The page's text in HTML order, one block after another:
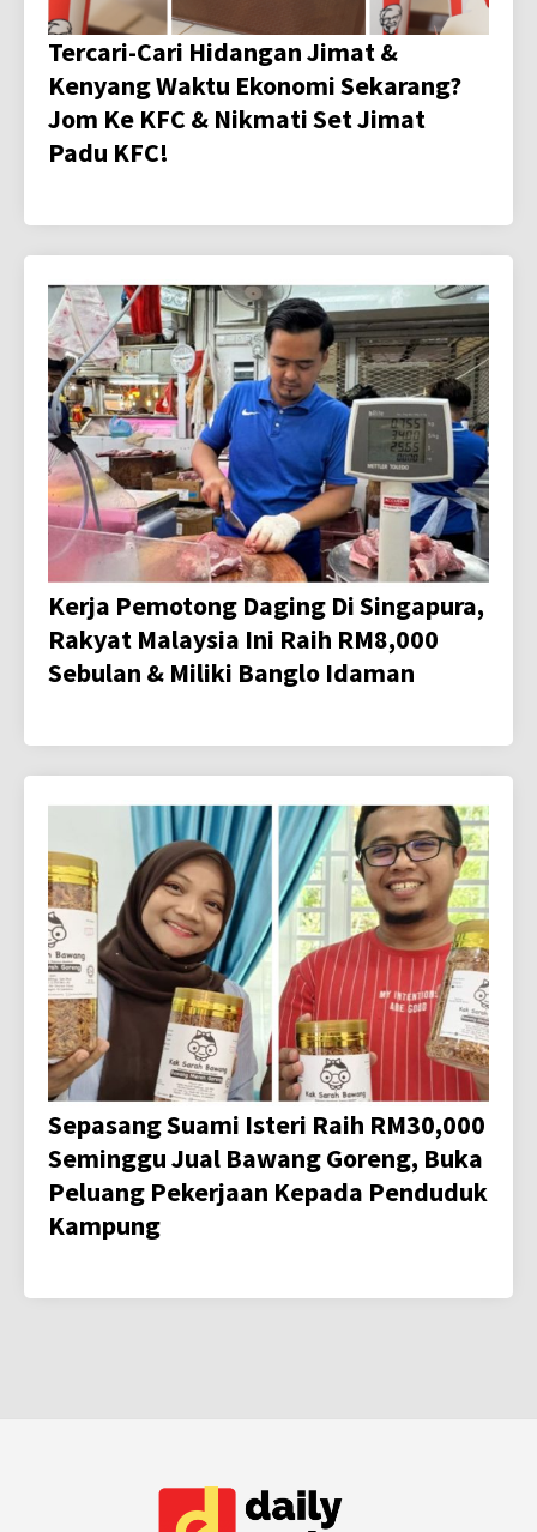
Tercari-Cari Hidangan Jimat &
Kenyang Waktu Ekonomi Sekarang?
Jom Ke KFC & Nikmati Set Jimat
Padu KFC!
Kerja Pemotong Daging Di Singapura,
Rakyat Malaysia Ini Raih RM8,000
Sebulan & Miliki Banglo Idaman
Sepasang Suami Isteri Raih RM30,000
Seminggu Jual Bawang Goreng, Buka
Peluang Pekerjaan Kepada Penduduk
Kampung